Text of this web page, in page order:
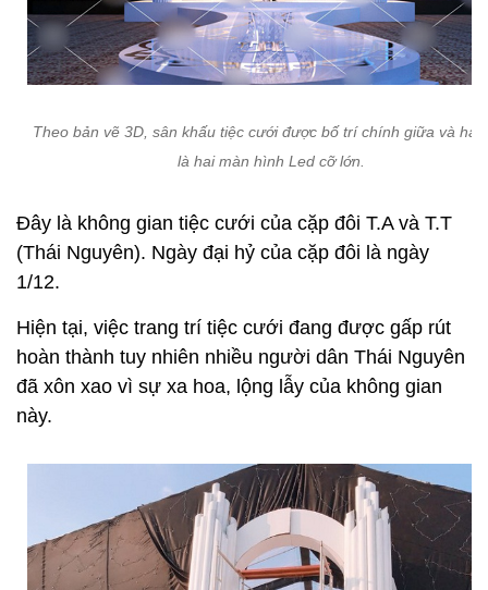
Theo bản vẽ 3D, sân khấu tiệc cưới được bố trí chính giữa và hai
là hai màn hình Led cỡ lớn.
Đây là không gian tiệc cưới của cặp đôi T.A và T.T
(Thái Nguyên). Ngày đại hỷ của cặp đôi là ngày
1/12.
Hiện tại, việc trang trí tiệc cưới đang được gấp rút
hoàn thành tuy nhiên nhiều người dân Thái Nguyên
đã xôn xao vì sự xa hoa, lộng lẫy của không gian
này.